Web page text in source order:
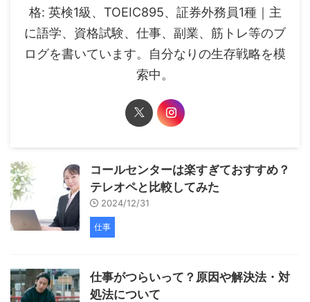
格: 英検1級、TOEIC895、証券外務員1種｜主
に語学、資格試験、仕事、副業、筋トレ等のブ
ログを書いています。自分なりの生存戦略を模
索中。
コールセンターは楽すぎておすすめ？
テレオペと比較してみた
2024/12/31
仕事
仕事がつらいって？原因や解決法・対
処法について